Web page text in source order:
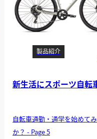
製品紹介
新生活にスポーツ自転
自転車通勤・通学を始めて
か？ - Page 5